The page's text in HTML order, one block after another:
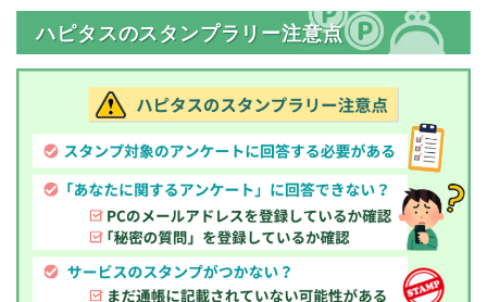
ハピタスのスタンプラリー注意点